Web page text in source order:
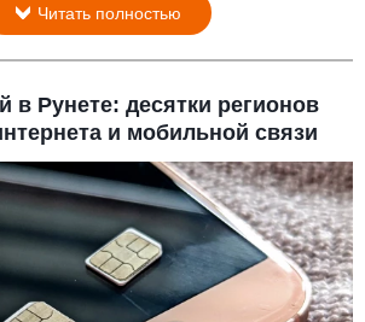
Читать полностью
в Рунете: десятки регионов
и мобильной связи